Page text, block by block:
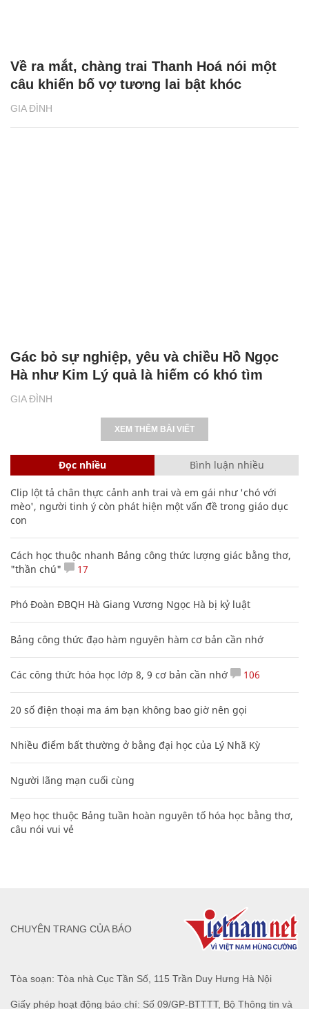
GIA ĐÌNH
Về ra mắt, chàng trai Thanh Hoá nói một
câu khiến bố vợ tương lai bật khóc
GIA ĐÌNH
Gác bỏ sự nghiệp, yêu và chiều Hồ Ngọc
Hà như Kim Lý quả là hiếm có khó tìm
XEM THÊM BÀI VIẾT
Đọc nhiều Bình luận nhiều
Clip lột tả chân thực cảnh anh trai và em gái như 'chó với
mèo', người tinh ý còn phát hiện một vấn đề trong giáo dục
con
Cách học thuộc nhanh Bảng công thức lượng giác bằng thơ,
"thần chú"
17
Phó Đoàn ĐBQH Hà Giang Vương Ngọc Hà bị kỷ luật
Bảng công thức đạo hàm nguyên hàm cơ bản cần nhớ
Các công thức hóa học lớp 8, 9 cơ bản cần nhớ 106
20 số điện thoại ma ám bạn không bao giờ nên gọi
Nhiều điểm bất thường ở bằng đại học của Lý Nhã Kỳ
Người lãng mạn cuối cùng
Mẹo học thuộc Bảng tuần hoàn nguyên tố hóa học bằng thơ,
câu nói vui vẻ
Tòa soạn: Tòa nhà Cục Tần Số, 115 Trần Duy Hưng Hà Nội
Giấy phép hoạt động báo chí: Số 09/GP-BTTTT, Bộ Thông tin và
CHUYÊN TRANG CỦA BÁO